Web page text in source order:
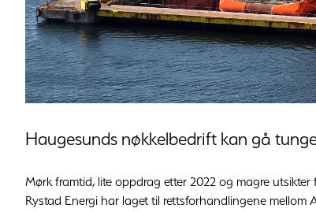
Haugesunds nøkkelbedrift kan gå
Mørk framtid, lite oppdrag etter 2022 og magre
Rystad Energi har laget til rettsforhandlingene